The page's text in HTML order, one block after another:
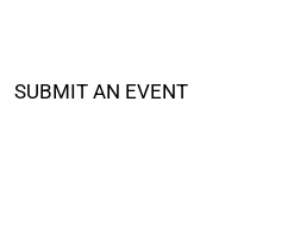
SUBMIT AN EVENT